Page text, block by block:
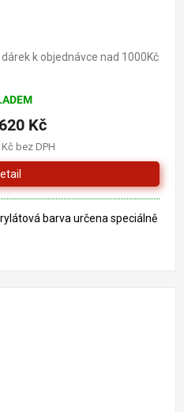
dárek k objednávce nad 1000Kč
hodnocení
produktu
je
5,0
z
5
hvězdiček.
bez DPH
Kč
barva určena speciálně